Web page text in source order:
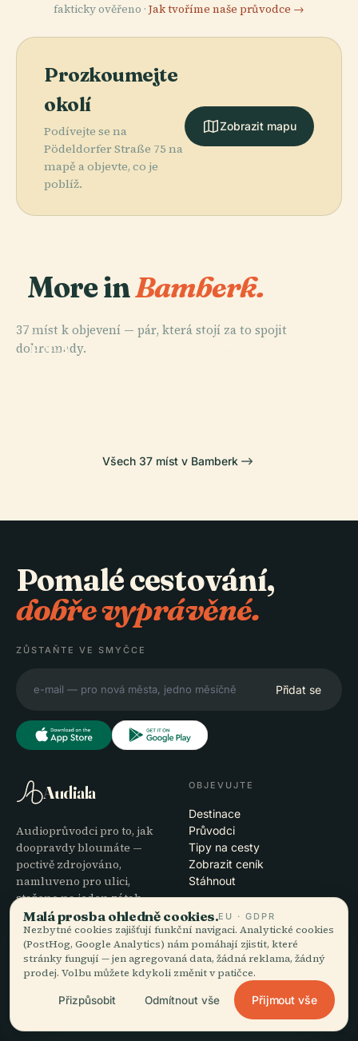
fakticky ověřeno · Jak tvoříme naše průvodce →
Prozkoumejte
okolí
Podívejte se na
Pödeldorfer Straße 75 na
mapě a objevte, co je
poblíž.
Zobrazit mapu
More inBamberk.
37 míst k objevení — pár, která stojí za to spojit
dohromady.
PLACE
PLACE
PLACE
E.T.A.
Všech 37 míst v Bamberk
Pomalé cestování,
dobře vyprávěné.
ZŮSTAŇTE VE SMYČCE
Přidat se
Audiala
Audioprůvodci pro to, jak
doopravdy bloumáte —
poctivě zdrojováno,
namluveno pro ulici,
staženo na jeden zátah.
OBJEVUJTE
Destinace
Průvodci
Tipy na cesty
Zobrazit ceník
Stáhnout
SPOLEČNOST
O nás
Redakční proces
NÁPOVĚDA
Podpora
Řešení potíží s aplikací
Kontakt
Staňte se partnerem
Malá prosba ohledně cookies.EU · GDPR
Nezbytné cookies zajišťují funkční navigaci. Analytické cookies
(PostHog, Google Analytics) nám pomáhají zjistit, které
stránky fungují — jen agregovaná data, žádná reklama, žádný
prodej. Volbu můžete kdykoli změnit v patičce.
Přizpůsobit Odmítnout vše Přijmout vše